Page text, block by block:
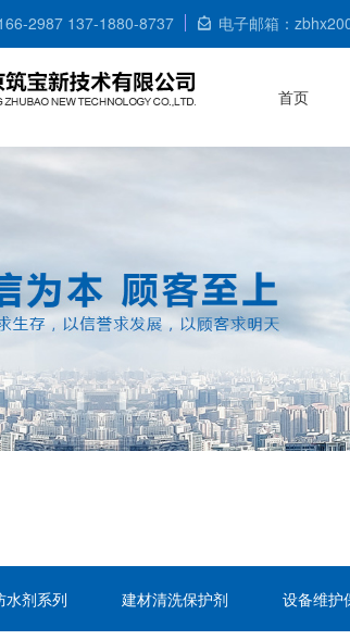
2987 137-1880-8737 电子邮箱：
首页
水剂系列 建材清洗保护剂 设备维护